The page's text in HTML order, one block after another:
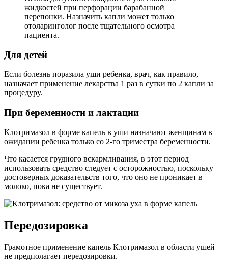
жидкостей при перфорации барабанной
перепонки. Назначить капли может только
отоларинголог после тщательного осмотра
пациента.
Для детей
Если болезнь поразила уши ребенка, врач, как правило,
назначает применение лекарства 1 раз в сутки по 2 капли за
процедуру.
При беременности и лактации
Клотримазол в форме капель в уши назначают женщинам в
ожидании ребенка только со 2-го триместра беременности.
Что касается грудного вскармливания, в этот период
использовать средство следует с осторожностью, поскольку
достоверных доказательств того, что оно не проникает в
молоко, пока не существует.
Передозировка
Грамотное применение капель Клотримазол в области ушей
не предполагает передозировки.